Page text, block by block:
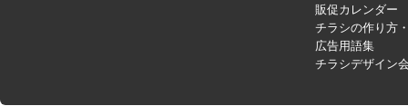
販促カレンダー
チラシの作り方
広告用語集
チラシデザイン